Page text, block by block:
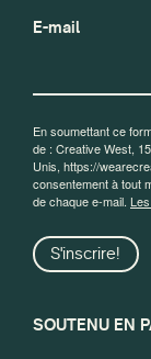
E-mail
En soumettant ce
de : Creative West,
Unis, https://
consentement à tout
de chaque e-mail.
S'inscrire!
SOUTENU EN